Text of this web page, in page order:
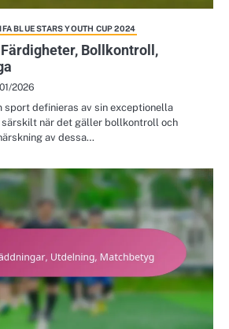
BLUE STARS YOUTH CUP 2024
Bollkontroll,
2026
sport definieras av sin exceptionella
när det gäller bollkontroll och
av dessa…